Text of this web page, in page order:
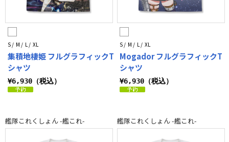
S / M / L / XL
集積地棲姫 フルグラフィックT
シャツ
¥6,930（税込）
S / M / L / XL
Mogador フルグラフィックT
シャツ
¥6,930（税込）
艦隊これくしょん -艦これ- 艦隊これくしょん -艦これ-